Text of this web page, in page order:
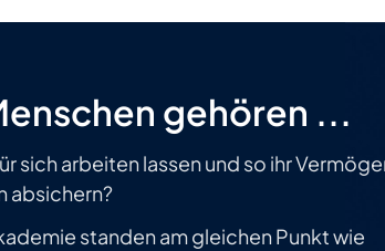
gehören ...
sich arbeiten lassen und so ihr
absichern?
standen am gleichen Punkt wie